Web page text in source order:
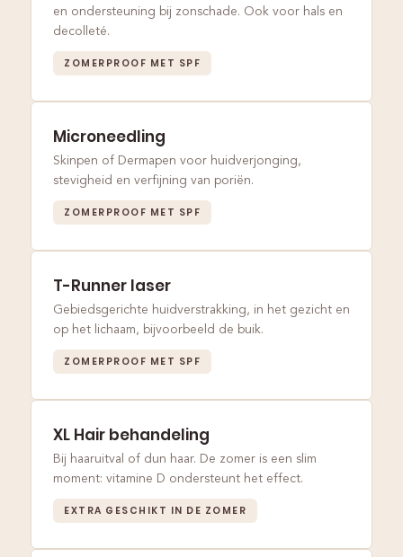
en ondersteuning bij zonschade. Ook voor hals en
decolleté.
ZOMERPROOF MET SPF
Microneedling
Skinpen of Dermapen voor huidverjonging,
stevigheid en verfijning van poriën.
ZOMERPROOF MET SPF
T-Runner laser
Gebiedsgerichte huidverstrakking, in het gezicht en
op het lichaam, bijvoorbeeld de buik.
ZOMERPROOF MET SPF
XL Hair behandeling
Bij haaruitval of dun haar. De zomer is een slim
moment: vitamine D ondersteunt het effect.
EXTRA GESCHIKT IN DE ZOMER